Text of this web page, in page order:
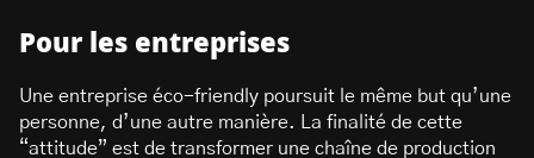
Pour les entreprises
Une entreprise éco-friendly poursuit le même but qu’une
personne, d’une autre manière. La finalité de cette
“attitude” est de transformer une chaîne de production